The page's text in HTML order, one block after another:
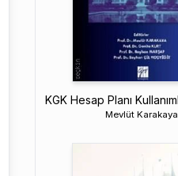
Mevlüt Karakaya